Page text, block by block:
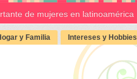
de mujeres en latinoamérica
y Familia Intereses y Hobbies